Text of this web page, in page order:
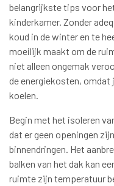
belangrijkste tips voor
kinderkamer. Zonder
koud in de winter en te
moeilijk maakt om de
niet alleen ongemak
de energiekosten,
koelen.
Begin met het isoleren
dat er geen openingen
binnendringen. Het
balken van het dak kan
ruimte zijn temperatuur